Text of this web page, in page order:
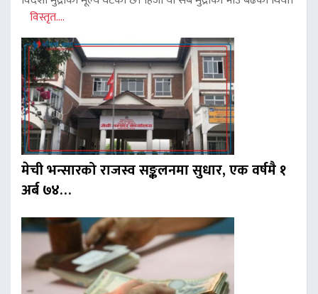
विस्तृत....
मेची भन्सारको राजस्व सङ्कलनमा सुधार, एक वर्षमै १
अर्ब ७४…